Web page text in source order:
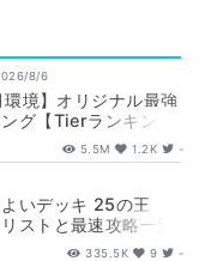
8/6
環境】オリジナル最強
グ【Tierランキン
5.5M 1.2K -
よいデッキ 25の王
ストと最速攻略一覧
335.5K 9 -